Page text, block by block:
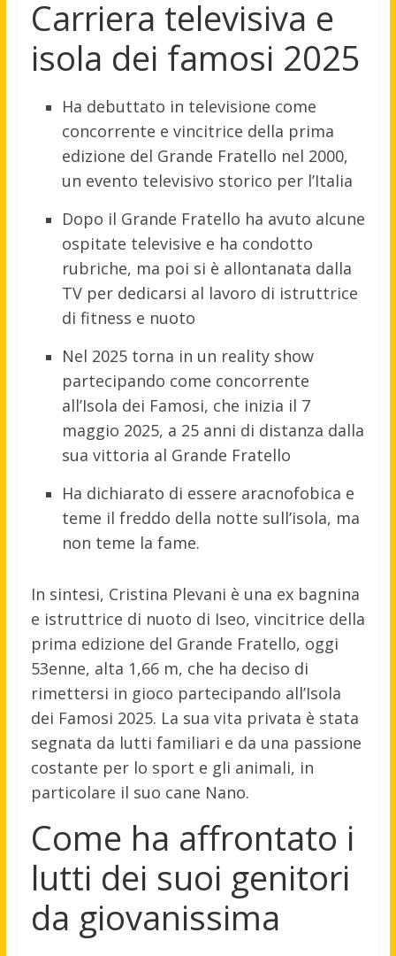
Carriera televisiva e
isola dei famosi 2025
Ha debuttato in televisione come
concorrente e vincitrice della prima
edizione del Grande Fratello nel 2000,
un evento televisivo storico per l’Italia
Dopo il Grande Fratello ha avuto alcune
ospitate televisive e ha condotto
rubriche, ma poi si è allontanata dalla
TV per dedicarsi al lavoro di istruttrice
di fitness e nuoto
Nel 2025 torna in un reality show
partecipando come concorrente
all’Isola dei Famosi, che inizia il 7
maggio 2025, a 25 anni di distanza dalla
sua vittoria al Grande Fratello
Ha dichiarato di essere aracnofobica e
teme il freddo della notte sull’isola, ma
non teme la fame.
In sintesi, Cristina Plevani è una ex bagnina
e istruttrice di nuoto di Iseo, vincitrice della
prima edizione del Grande Fratello, oggi
53enne, alta 1,66 m, che ha deciso di
rimettersi in gioco partecipando all’Isola
dei Famosi 2025. La sua vita privata è stata
segnata da lutti familiari e da una passione
costante per lo sport e gli animali, in
particolare il suo cane Nano.
Come ha affrontato i
lutti dei suoi genitori
da giovanissima